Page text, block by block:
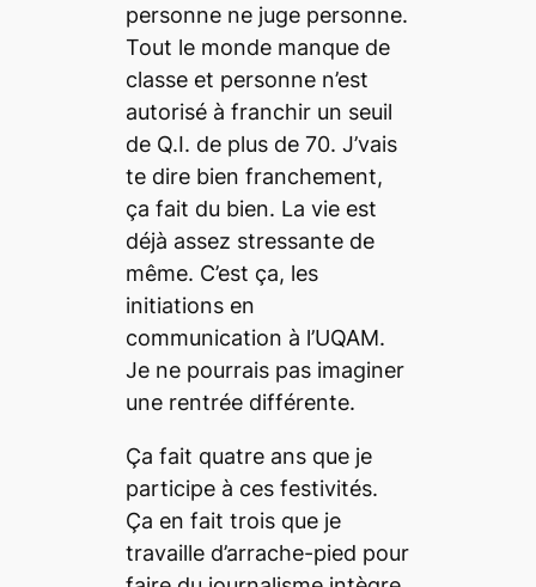
personne ne juge personne.
Tout le monde manque de
classe et personne n’est
autorisé à franchir un seuil
de Q.I. de plus de 70. J’vais
te dire bien franchement,
ça fait du bien. La vie est
déjà assez stressante de
même. C’est ça, les
initiations en
communication à l’UQAM.
Je ne pourrais pas imaginer
une rentrée différente.
Ça fait quatre ans que je
participe à ces festivités.
Ça en fait trois que je
travaille d’arrache-pied pour